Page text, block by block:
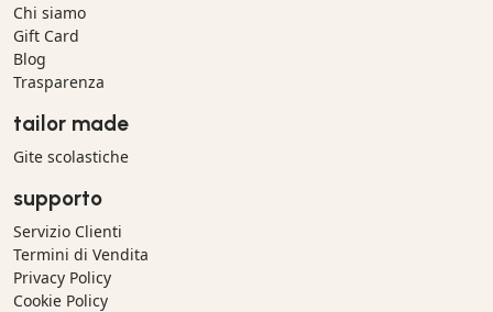
Chi siamo
Gift Card
Blog
Trasparenza
tailor made
Gite scolastiche
supporto
Servizio Clienti
Termini di Vendita
Privacy Policy
Cookie Policy